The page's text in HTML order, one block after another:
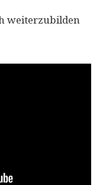
weiterzubilden